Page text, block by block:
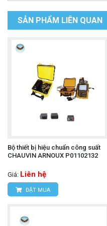
SẢN PHẨM LIÊN QUAN
Bộ thiết bị hiệu chuẩn công suất
CHAUVIN ARNOUX P01102132
Giá: Liên hệ
ĐẶT MUA